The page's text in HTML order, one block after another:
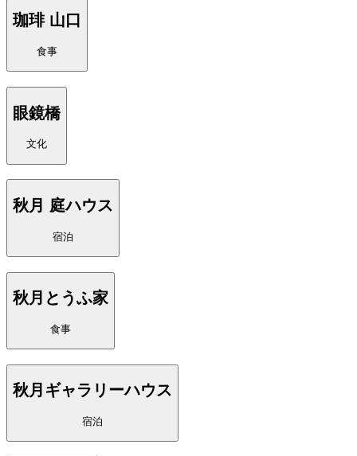
珈琲 山口
食事
眼鏡橋
文化
秋月 庭ハウス
宿泊
秋月とうふ家
食事
秋月ギャラリーハウス
宿泊